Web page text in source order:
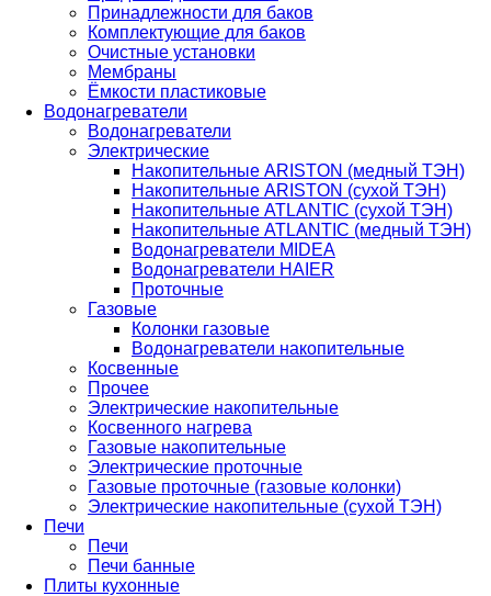
Принадлежности для баков
Комплектующие для баков
Очистные установки
Мембраны
Ёмкости пластиковые
Водонагреватели
Водонагреватели
Электрические
Накопительные ARISTON (медный ТЭН)
Накопительные ARISTON (сухой ТЭН)
Накопительные ATLANTIC (сухой ТЭН)
Накопительные ATLANTIC (медный ТЭН)
Водонагреватели MIDEA
Водонагреватели HAIER
Проточные
Газовые
Колонки газовые
Водонагреватели накопительные
Косвенные
Прочее
Электрические накопительные
Косвенного нагрева
Газовые накопительные
Электрические проточные
Газовые проточные (газовые колонки)
Электрические накопительные (сухой ТЭН)
Печи
Печи
Печи банные
Плиты кухонные